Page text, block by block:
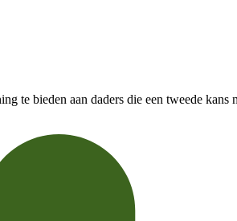
te bieden aan daders die een tweede